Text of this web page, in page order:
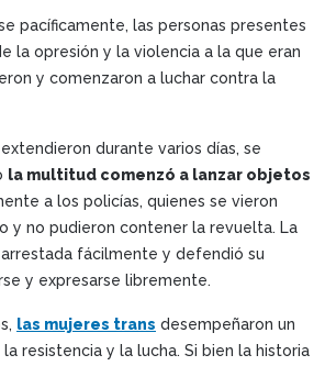
pacíficamente, las personas presentes
la opresión y la violencia a la que eran
y comenzaron a luchar contra la
durante varios días, se
la multitud comenzó a lanzar objetos
a los policías, quienes se vieron
y no pudieron contener la revuelta. La
fácilmente y defendió su
y expresarse libremente.
las mujeres trans desempeñaron un
resistencia y la lucha. Si bien la historia